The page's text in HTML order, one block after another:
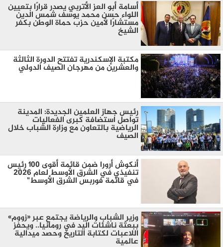
أسامة أبو العز الأتربي يصدر قرارًا بتعيين
اللواء حسن محمد يوسف شمس الدين
مستشارًا لأمين حزب حماة الوطن بكفر
الشيخ
مكتبة الإسكندرية تفتتح الدورة الثالثة
والعشرين من مهرجان الصيف الدولي
رئيس جهاز العلمين الجديدة: المدينة
تواصل استضافة كبرى الفعاليات
الرياضية بالتعاون مع وزارة الشباب خلال
الصيف
أنكوش أرورا ضمن قائمة أقوى 100 رئيس
تنفيذي في الشرق الأوسط لعام 2026
في قائمة فوربس الشرق الأوسط"
وزير الشباب والرياضة يجتمع عبر «زووم»
ببعثة ناشئات اليد في رومانيا.. ويحفز
اللاعبات لكتابة التاريخ وحصد ميدالية
عالمية